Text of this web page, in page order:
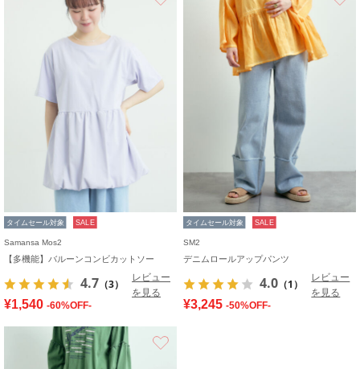
タイムセール対象 SALE
Samansa Mos2
【多機能】バルーンコンビカットソー
4.7 （3）
レビュー
を見る
¥1,540 -60%OFF-
タイムセール対象 SALE
SM2
デニムロールアップパンツ
4.0 （1）
レビュー
を見る
¥3,245 -50%OFF-